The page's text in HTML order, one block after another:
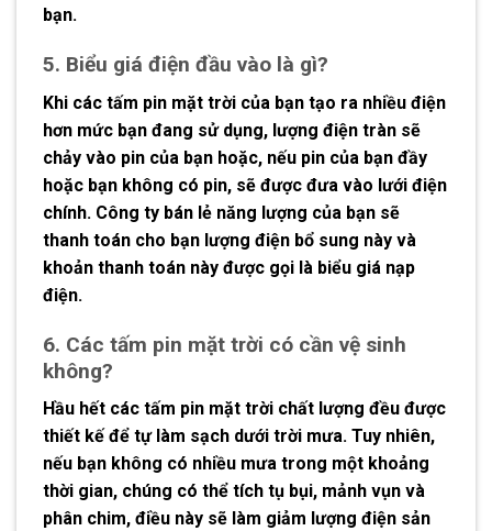
bạn.
5. Biểu giá điện đầu vào là gì?
Khi các tấm pin mặt trời của bạn tạo ra nhiều điện
hơn mức bạn đang sử dụng, lượng điện tràn sẽ
chảy vào pin của bạn hoặc, nếu pin của bạn đầy
hoặc bạn không có pin, sẽ được đưa vào lưới điện
chính. Công ty bán lẻ năng lượng của bạn sẽ
thanh toán cho bạn lượng điện bổ sung này và
khoản thanh toán này được gọi là biểu giá nạp
điện.
6. Các tấm pin mặt trời có cần vệ sinh
không?
Hầu hết các tấm pin mặt trời chất lượng đều được
thiết kế để tự làm sạch dưới trời mưa. Tuy nhiên,
nếu bạn không có nhiều mưa trong một khoảng
thời gian, chúng có thể tích tụ bụi, mảnh vụn và
phân chim, điều này sẽ làm giảm lượng điện sản